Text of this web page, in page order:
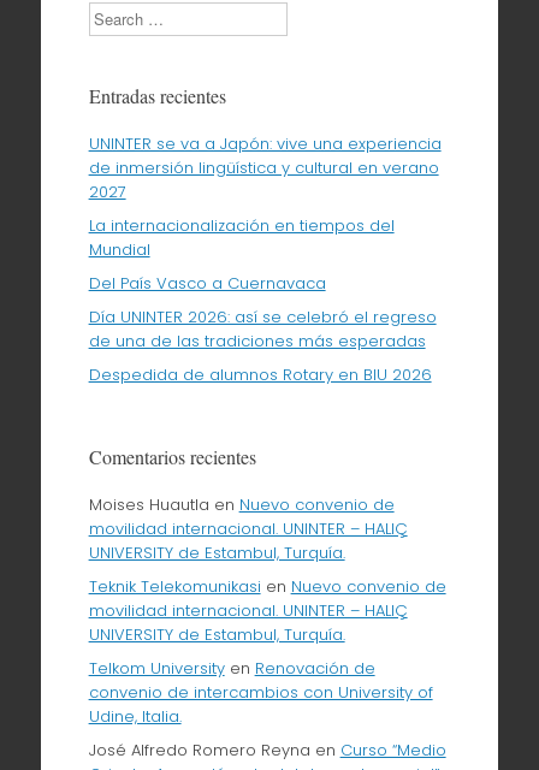
Search
Entradas recientes
UNINTER se va a Japón: vive una experiencia
de inmersión lingüística y cultural en verano
2027
La internacionalización en tiempos del
Mundial
Del País Vasco a Cuernavaca
Día UNINTER 2026: así se celebró el regreso
de una de las tradiciones más esperadas
Despedida de alumnos Rotary en BIU 2026
Comentarios recientes
Moises Huautla en Nuevo convenio de
movilidad internacional. UNINTER – HALIÇ
UNIVERSITY de Estambul, Turquía.
Teknik Telekomunikasi en Nuevo convenio de
movilidad internacional. UNINTER – HALIÇ
UNIVERSITY de Estambul, Turquía.
Telkom Universityen Renovación de
convenio de intercambios con University of
Udine, Italia.
José Alfredo Romero Reyna en Curso “Medio